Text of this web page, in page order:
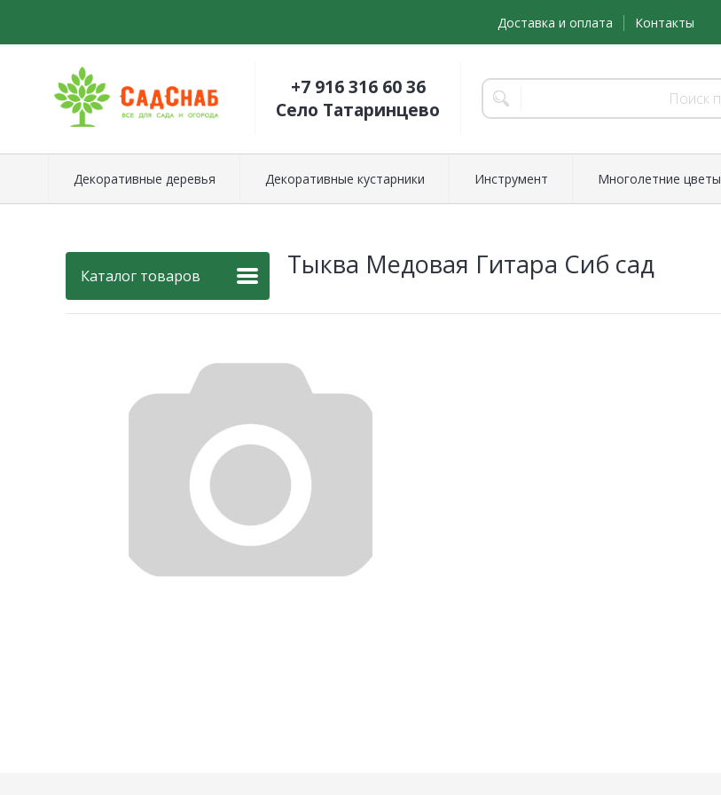
Доставка и оплата Контакты
+7 916 316 60 36
Село Татаринцево
Декоративные деревья Декоративные кустарники Инструмент Многолетние цветы
Каталог товаров Тыква Медовая Гитара Сиб сад